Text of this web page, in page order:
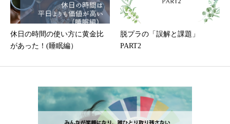
休日の時間の使い方に黄金比
があった！(睡眠編）
脱プラの「誤解と課題」
PART2